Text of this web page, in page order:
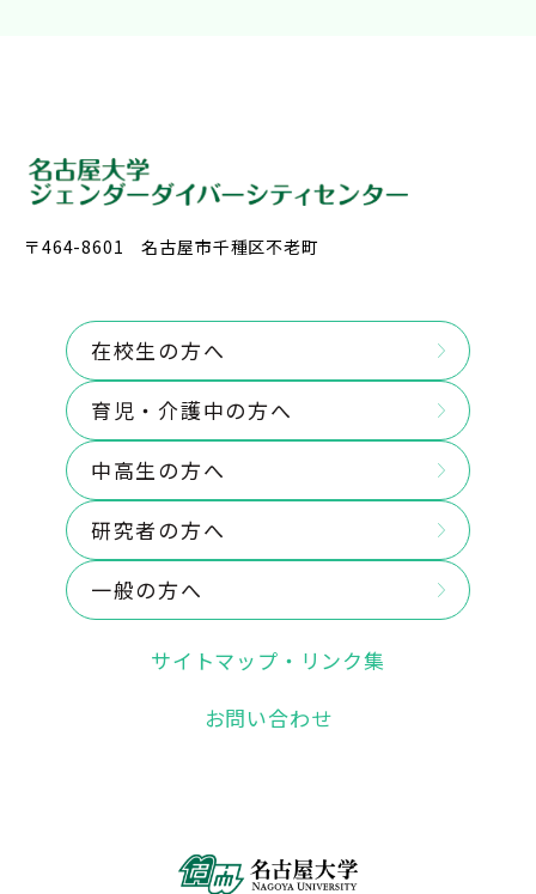
〒464-8601 名古屋市千種区不老町
在校生の方へ
育児・介護中の方へ
中高生の方へ
研究者の方へ
一般の方へ
サイトマップ・リンク集
お問い合わせ